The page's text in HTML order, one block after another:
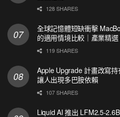
128 SHARES
全球記憶體短缺衝擊
的適用情境比較｜產業精
119 SHARES
Apple Upgrade 計畫改寫
讓人出現多巴胺依賴
107 SHARES
Liquid AI 推出 LFM2.5-